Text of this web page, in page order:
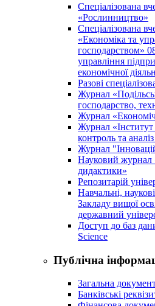
Спеціалізована
«Рослинництво»
Спеціалізована
«Економіка та
господарством»
управління
економічної
Разові
Журнал
господарство,
Журнал
Журнал «Інститут
контроль та
Журнал
Науковий журнал
дидактики»
Репозитарій
Навчальні,
Закладу вищої
державний
Доступ до баз
Science
Публічна
Загальна
Банківські